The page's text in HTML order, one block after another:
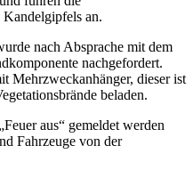
Kandelgipfels an.
nach Absprache mit dem
nachgefordert.
Mehrzweckanhänger, dieser ist
beladen.
aus“ gemeldet werden
Fahrzeuge von der